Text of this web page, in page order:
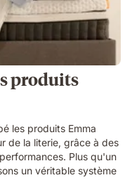
produits
les produits Emma
de la literie, grâce à des
Plus qu'un
un véritable système